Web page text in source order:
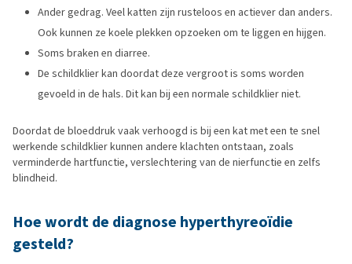
Ander gedrag. Veel katten zijn rusteloos en actiever dan anders.
Ook kunnen ze koele plekken opzoeken om te liggen en hijgen.
Soms braken en diarree.
De schildklier kan doordat deze vergroot is soms worden
gevoeld in de hals. Dit kan bij een normale schildklier niet.
Doordat de bloeddruk vaak verhoogd is bij een kat met een te snel
werkende schildklier kunnen andere klachten ontstaan, zoals
verminderde hartfunctie, verslechtering van de nierfunctie en zelfs
blindheid.
Hoe wordt de diagnose hyperthyreoïdie
gesteld?